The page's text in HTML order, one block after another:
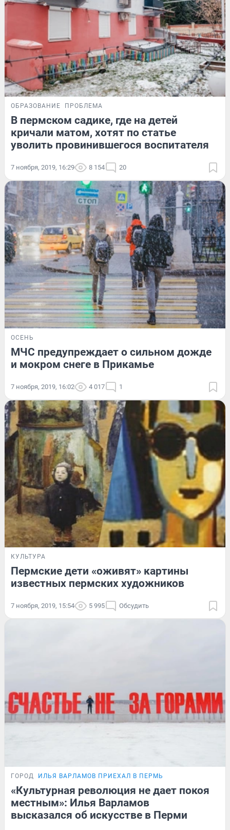
ОБРАЗОВАНИЕ ПРОБЛЕМА
В пермском садике, где на детей
кричали матом, хотят по статье
уволить провинившегося воспитателя
7 ноября, 2019, 16:29 8 154 20
ОСЕНЬ
МЧС предупреждает о сильном дожде
и мокром снеге в Прикамье
7 ноября, 2019, 16:02 4 017 1
КУЛЬТУРА
Пермские дети «оживят» картины
известных пермских художников
7 ноября, 2019, 15:54 5 995 Обсудить
ГОРОД ИЛЬЯ ВАРЛАМОВ ПРИЕХАЛ В ПЕРМЬ
«Культурная революция не дает покоя
местным»: Илья Варламов
высказался об искусстве в Перми